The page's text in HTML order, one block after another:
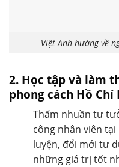
Việt Anh hướng về
2. Học tập và làm
phong cách Hồ Chí
Thấm nhuần tư
công nhân viên
luyện, đổi mới tư
những giá trị tốt